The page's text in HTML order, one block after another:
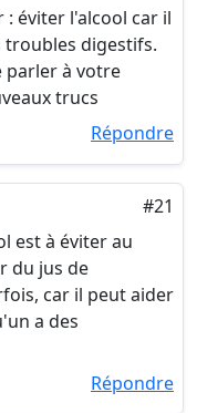
éviter l'alcool car il
digestifs.
parler à votre
trucs
Répondre
#21
est à éviter au
du jus de
car il peut aider
a des
Répondre